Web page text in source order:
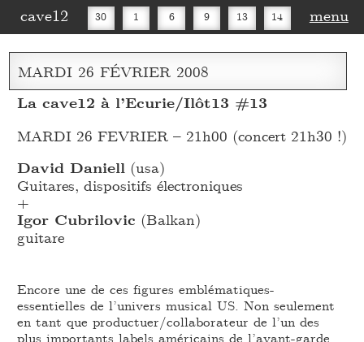
cave12 30 1 6 9 13 14
16 20 27 30
menu
MARDI 26 FÉVRIER 2008
La cave12 à l’Ecurie/Ilôt13 #13
MARDI 26 FEVRIER – 21h00 (concert 21h30 !)
David Daniell (usa)
Guitares, dispositifs électroniques
+
Igor Cubrilovic (Balkan)
guitare
Encore une de ces figures emblématiques-
essentielles de l’univers musical US. Non seulement
en tant que productuer/collaborateur de l’un des
plus importants labels américains de l’avant-garde